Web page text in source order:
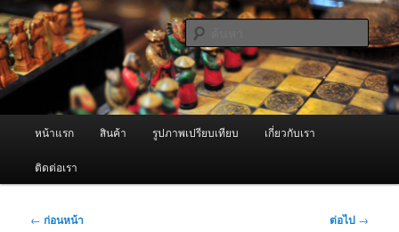
ข้าม
ไป
ยัง
เนื้อหา
หลัก ผู้นำเข้าเครื่องพ่นหมอกควัน Best
Fogger / Fogger One และ อะไหล่
จำหน่ายเครื่องพ่นหมอกควัน คุณภาพดี บริการด้วยความจริงใจ
ค้นหา
หน้าแรก สินค้า รูปภาพเปรียบเทียบ เกี่ยวกับเรา
ติดต่อเรา
เมนู
← ก่อนหน้า ต่อไป →